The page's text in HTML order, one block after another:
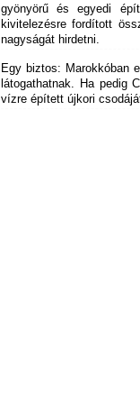
gyönyörű és egyedi
kivitelezésre fordított
nagyságát hirdetni.
Egy biztos: Marokkóban
látogathatnak. Ha pedig
vízre épített újkori